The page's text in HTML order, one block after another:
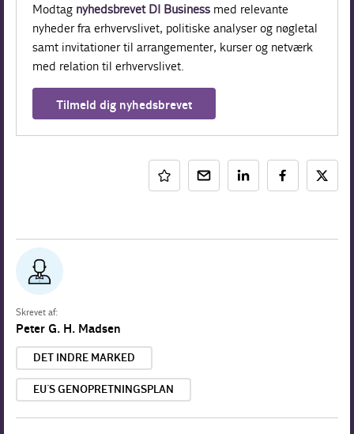
Modtag nyhedsbrevet DI Business med relevante
nyheder fra erhvervslivet, politiske analyser og nøgletal
samt invitationer til arrangementer, kurser og netværk
med relation til erhvervslivet.
Tilmeld dig nyhedsbrevet
Skrevet af:
Peter G. H. Madsen
DET INDRE MARKED
EU´S GENOPRETNINGSPLAN